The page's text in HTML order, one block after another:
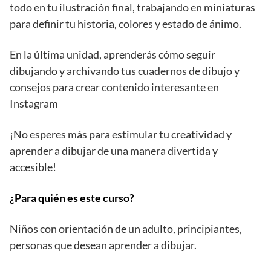
todo en tu ilustración final, trabajando en miniaturas
para definir tu historia, colores y estado de ánimo.
En la última unidad, aprenderás cómo seguir
dibujando y archivando tus cuadernos de dibujo y
consejos para crear contenido interesante en
Instagram
¡No esperes más para estimular tu creatividad y
aprender a dibujar de una manera divertida y
accesible!
¿Para quién es este curso?
Niños con orientación de un adulto, principiantes,
personas que desean aprender a dibujar.